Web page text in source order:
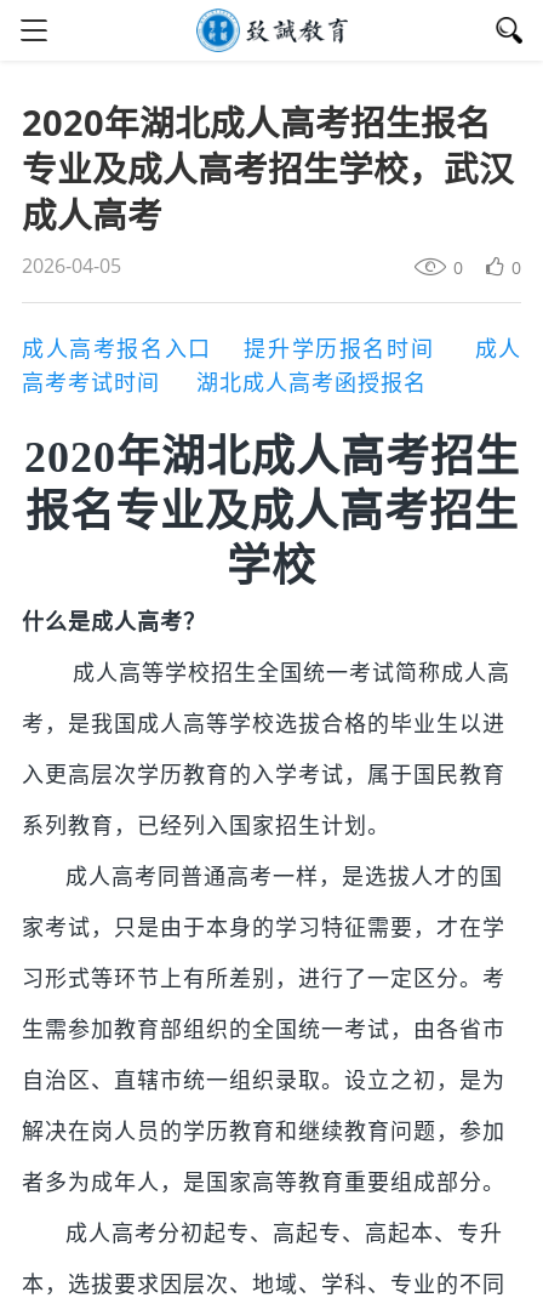
2020年湖北成人高考招生报名
专业及成人高考招生学校，武汉
成人高考
2026-04-05 0 0
成人高考报名入口 提升学历报名时间
成人
高考考试时间
湖北成人高考函授报名
2020年湖北成人高考招生
报名专业及成人高考招生
学校
什么是成人高考？
成人高等学校招生全国统一考试简称成人高
考，是我国成人高等学校选拔合格的毕业生以进
入更高层次学历教育的入学考试，属于国民教育
系列教育，已经列入国家招生计划。
成人高考同普通高考一样，是选拔人才的国
家考试，只是由于本身的学习特征需要，才在学
习形式等环节上有所差别，进行了一定区分。考
生需参加教育部组织的全国统一考试，由各省市
自治区、直辖市统一组织录取。设立之初，是为
解决在岗人员的学历教育和继续教育问题，参加
者多为成年人，是国家高等教育重要组成部分。
成人高考分初起专、高起专、高起本、专升
本，选拔要求因层次、地域、学科、专业的不同